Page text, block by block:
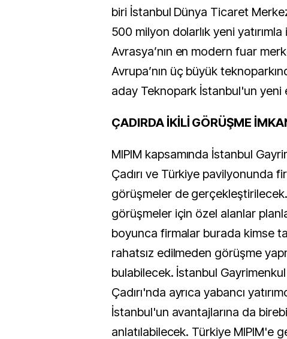
biri İstanbul Dünya Ticaret
500 milyon dolarlık yeni
Avrasya’nın en modern fuar
Avrupa’nın üç büyük
aday Teknopark İstanbul'un yeni
ÇADIRDA İKİLİ GÖRÜŞME
MIPIM kapsamında İstanbul
Çadırı ve Türkiye pavilyonunda
görüşmeler de
görüşmeler için özel alanlar
boyunca firmalar burada kimse
rahatsız edilmeden görüşme
bulabilecek. İstanbul Gayrimenkul
Çadırı'nda ayrıca yabancı
İstanbul'un avantajlarına da
anlatılabilecek. Türkiye MIPIM'e